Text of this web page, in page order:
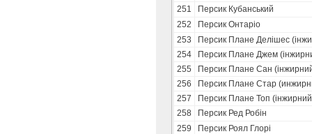
251
Персик Кубанський
252
Персик Онтаріо
253
Персик Плане Делішес
254
Персик Плане Джем
255
Персик Плане Сан
256
Персик Плане Стар
257
Персик Плане Топ
258
Персик Ред Робін
259
Персик Роял Глорі